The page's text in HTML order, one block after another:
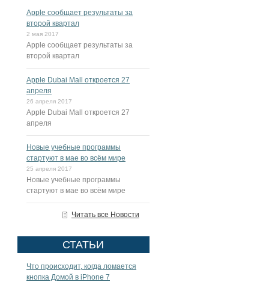
Apple сообщает результаты за
второй квартал
2 мая 2017
Apple сообщает результаты за
второй квартал
Apple Dubai Mall откроется 27
апреля
26 апреля 2017
Apple Dubai Mall откроется 27
апреля
Новые учебные программы
стартуют в мае во всём мире
25 апреля 2017
Новые учебные программы
стартуют в мае во всём мире
Читать все Новости
СТАТЬИ
Что происходит, когда ломается
кнопка Домой в iPhone 7